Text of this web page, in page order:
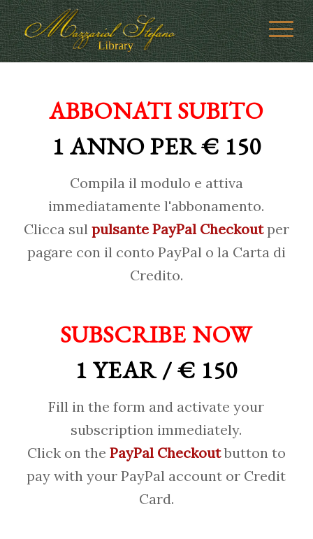
ABBONATI SUBITO
1 ANNO PER € 150
Compila il modulo e attiva
immediatamente l'abbonamento.
Clicca sul pulsante PayPal Checkoutper
pagare con il conto PayPal o la Carta di
Credito.
SUBSCRIBE NOW
1 YEAR / € 150
Fill in the form and activate your
subscription immediately.
Click on the PayPal Checkoutbutton to
pay with your PayPal account or Credit
Card.